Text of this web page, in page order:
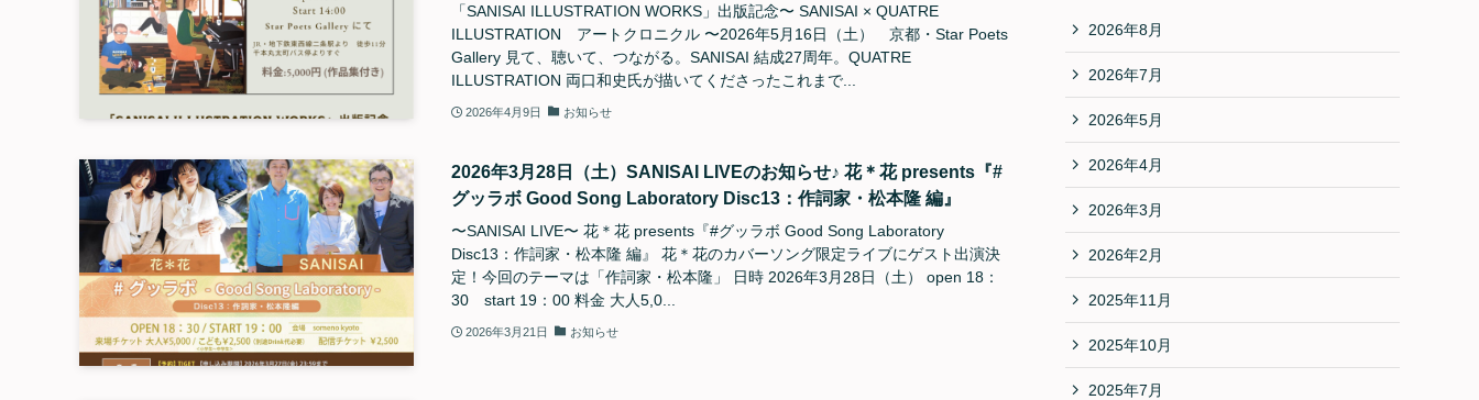
「SANISAI ILLUSTRATION WORKS」出版記念〜 SANISAI × QUATRE
ILLUSTRATION アートクロニクル 〜2026年5月16日（土） 京都・Star Poets
Gallery 見て、聴いて、つながる。SANISAI 結成27周年。QUATRE
ILLUSTRATION 両口和史氏が描いてくださったこれまで...
2026年4月9日 お知らせ
2026年3月28日（土）SANISAI LIVEのお知らせ♪ 花＊花 presents『#
グッラボ Good Song Laboratory Disc13：作詞家・松本隆 編』
〜SANISAI LIVE〜 花＊花 presents『#グッラボ Good Song Laboratory
Disc13：作詞家・松本隆 編』 花＊花のカバーソング限定ライブにゲスト出演決
定！今回のテーマは「作詞家・松本隆」 日時 2026年3月28日（土） open 18：
30 start 19：00 料金 大人5,0...
2026年3月21日 お知らせ
2026年8月
2026年7月
2026年5月
2026年4月
2026年3月
2026年2月
2025年11月
2025年10月
2025年7月